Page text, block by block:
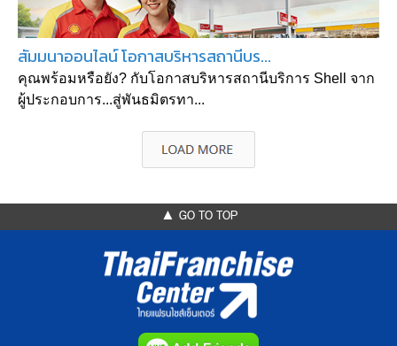
สัมมนาออนไลน์ โอกาสบริหารสถานีบร...
คุณพร้อมหรือยัง? กับโอกาสบริหารสถานีบริการ Shell จาก
ผู้ประกอบการ...สู่พันธมิตรทา...
▲ GO TO TOP